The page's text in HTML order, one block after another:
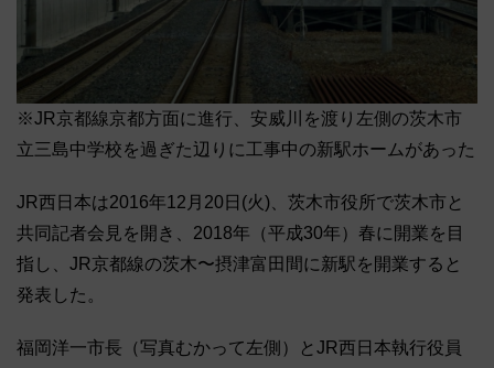
※JR京都線京都方面に進行、安威川を渡り左側の茨木市
立三島中学校を過ぎた辺りに工事中の新駅ホームがあった
JR西日本は2016年12月20日(火)、茨木市役所で茨木市と
共同記者会見を開き、2018年（平成30年）春に開業を目
指し、JR京都線の茨木〜摂津富田間に新駅を開業すると
発表した。
福岡洋一市長（写真むかって左側）とJR西日本執行役員